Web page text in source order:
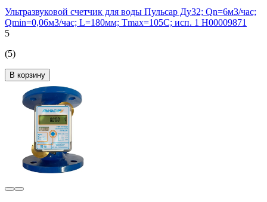
Ультразвуковой счетчик для воды Пульсар Ду32; Qn=6м3/час;
Qmin=0,06м3/час; L=180мм; Тmax=105C; исп. 1 Н00009871
5
(5)
В корзину